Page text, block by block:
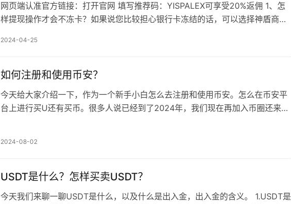
网页端认准官方链接：打开官网 填写推荐码：YISPALEX可享受20%返佣 1、怎
样提现操作才会不冻卡？如果说您比较担心银行卡冻结的话，可以选择神盾商家
2024-04-25
如何注册和使用币安？
今天给大家介绍一下，作为一个新手小白怎么去注册和使用币安。怎么在币安平
台上进行买U还有买币。很多人说已经到了2024年，我们现在再加入币圈还来的
2024-08-02
USDT是什么？怎样买卖USDT？
今天我们来聊一聊USDT是什么，以及什么是出入金，出入金的含义。 1.USDT是